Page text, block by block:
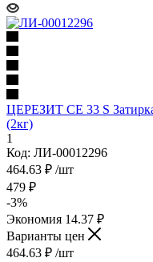
ЦЕРЕЗИТ CE 33 S
(2кг)
1
Код: ЛИ-00012296
464.63 ₽ /шт
479 ₽
-3%
Экономия 14.37 ₽
Варианты цен
464.63 ₽ /шт